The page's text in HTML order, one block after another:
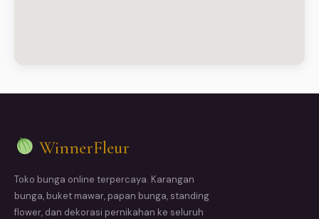
WinnerFleur
Toko bunga online terpercaya. Karangan
bunga, buket mawar, papan bunga, standing
flower, dan dekorasi pernikahan ke seluruh